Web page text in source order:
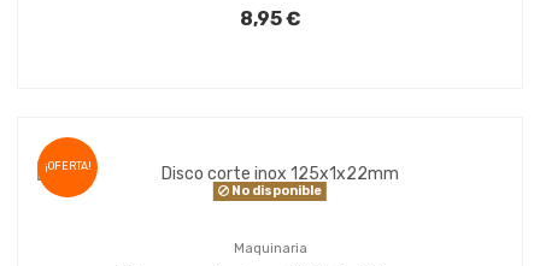
8,95 €
¡OFERTA!
No disponible
Maquinaria